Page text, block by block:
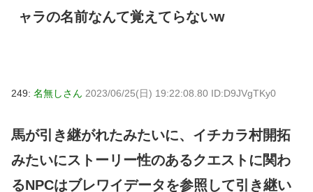
ャラの名前なんて覚えてらないw
249: 名無しさん 2023/06/25(日) 19:22:08.80 ID:D9JVgTKy0
馬が引き継がれたみたいに、イチカラ村開拓
みたいにストーリー性のあるクエストに関わ
るNPCはブレワイデータを参照して引き継い